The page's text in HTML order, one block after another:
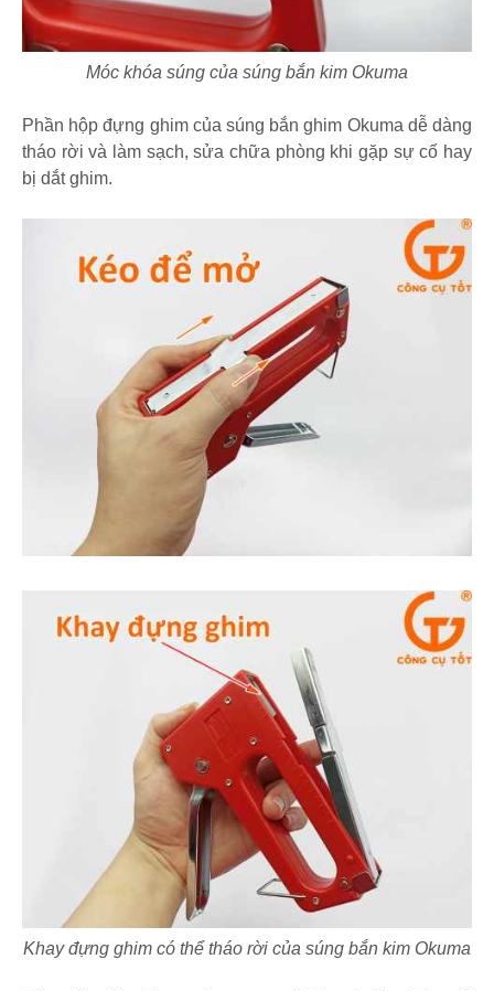
Móc khóa súng của súng bắn kim Okuma
Phần hộp đựng ghim của súng bắn ghim Okuma dễ dàng
tháo rời và làm sạch, sửa chữa phòng khi gặp sự cố hay
bị dắt ghim.
Khay đựng ghim có thể tháo rời của súng bắn kim Okuma